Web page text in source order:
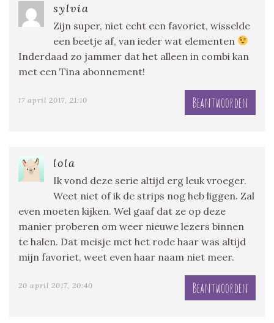
sylvia
Zijn super, niet echt een favoriet, wisselde
een beetje af, van ieder wat elementen
Inderdaad zo jammer dat het alleen in combi kan
met een Tina abonnement!
17 april 2017, 21:10 Beantwoorden
lola
Ik vond deze serie altijd erg leuk vroeger.
Weet niet of ik de strips nog heb liggen. Zal
even moeten kijken. Wel gaaf dat ze op deze
manier proberen om weer nieuwe lezers binnen
te halen. Dat meisje met het rode haar was altijd
mijn favoriet, weet even haar naam niet meer.
20 april 2017, 20:40 Beantwoorden